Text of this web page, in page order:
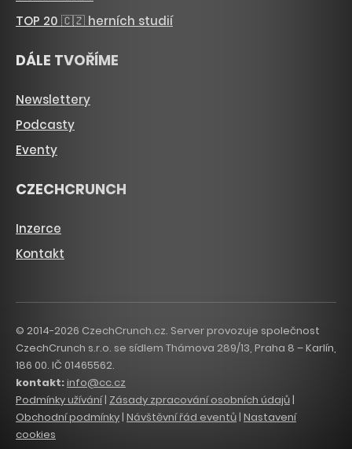
TOP 20 🇨🇿 herních studií
DÁLE TVOŘÍME
Newslettery
Podcasty
Eventy
CZECHCRUNCH
Inzerce
Kontakt
© 2014-2026 CzechCrunch.cz. Server provozuje společnost
CzechCrunch s.r.o. se sídlem Thámova 289/13, Praha 8 – Karlín,
186 00. IČ 01465562.
kontakt:info@cc.cz
Podmínky užívání| Zásady zpracování osobních údajů |
Obchodní podmínky | Návštěvní řád eventů | Nastavení
cookies